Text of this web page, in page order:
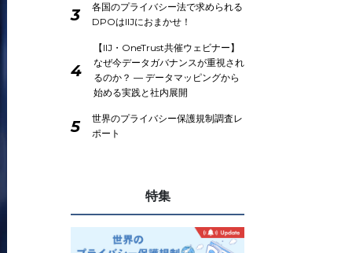
3
各国のプライバシー法で求められる
DPOはIIJにおまかせ！
4
【IIJ・OneTrust共催ウェビナー】
なぜ今データガバナンスが重視され
るのか？ ― データマッピングから
始める実践と社内展開
5
世界のプライバシー保護規制調査レ
ポート
特集